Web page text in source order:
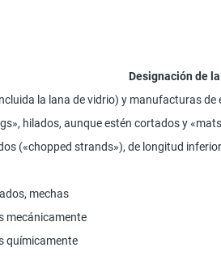
Designación de
la lana de vidrio) y manufacturas
hilados, aunque estén cortados y
(«chopped strands»), de longitud
mechas
mecánicamente
químicamente